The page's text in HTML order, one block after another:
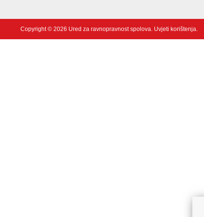
Copyright © 2026 Ured za ravnopravnost spolova. Uvjeti korištenja.